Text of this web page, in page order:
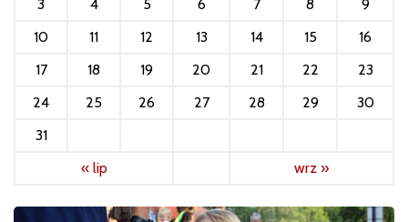
3
4 5 6 7 8
9
10
11 12 13 14 15
16
17
18 19 20 21 22
23
24
25 26 27 28 29
30
31
« lip
wrz »